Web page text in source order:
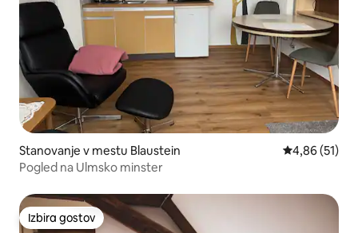
Stanovanje v mestu Blaustein Povprečna
4,86 (51)
Pogled na Ulmsko minster
Izbira gostov
Izbira gostov